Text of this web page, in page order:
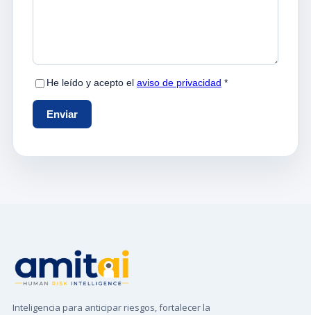
Inteligencia para anticipar riesgos, fortalecer la